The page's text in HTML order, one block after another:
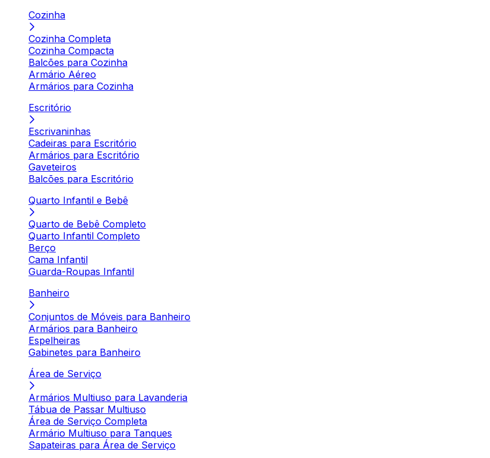
Cozinha
Cozinha Completa
Cozinha Compacta
Balcões para Cozinha
Armário Aéreo
Armários para Cozinha
Escritório
Escrivaninhas
Cadeiras para Escritório
Armários para Escritório
Gaveteiros
Balcões para Escritório
Quarto Infantil e Bebê
Quarto de Bebê Completo
Quarto Infantil Completo
Berço
Cama Infantil
Guarda-Roupas Infantil
Banheiro
Conjuntos de Móveis para Banheiro
Armários para Banheiro
Espelheiras
Gabinetes para Banheiro
Área de Serviço
Armários Multiuso para Lavanderia
Tábua de Passar Multiuso
Área de Serviço Completa
Armário Multiuso para Tanques
Sapateiras para Área de Serviço